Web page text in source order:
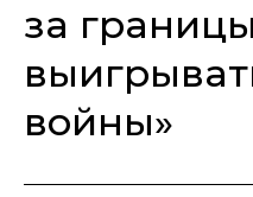
за
войны»